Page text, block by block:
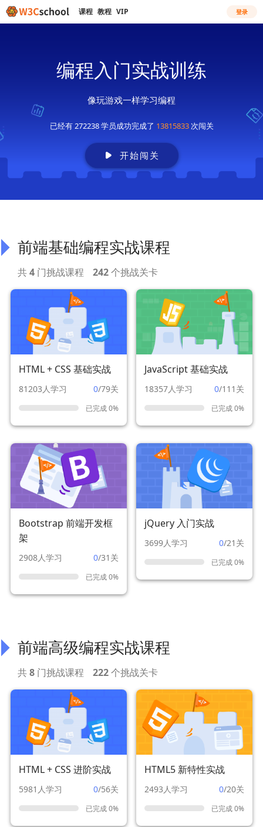
课程 教程 VIP 登录
编程入门实战训练
像玩游戏一样学习编程
已经有 272238 学员成功完成了 13815833次闯关
开始闯关
前端基础编程实战课程
共4 门挑战课程 242个挑战关卡
HTML + CSS 基础实战
81203人学习 0/79关
已完成 0%
JavaScript 基础实战
18357人学习 0/111关
已完成 0%
Bootstrap 前端开发框
架
2908人学习 0/31关
已完成 0%
jQuery 入门实战
3699人学习 0/21关
已完成 0%
前端高级编程实战课程
共8 门挑战课程 222个挑战关卡
HTML + CSS 进阶实战
5981人学习 0/56关
已完成 0%
HTML5 新特性实战
2493人学习 0/20关
已完成 0%